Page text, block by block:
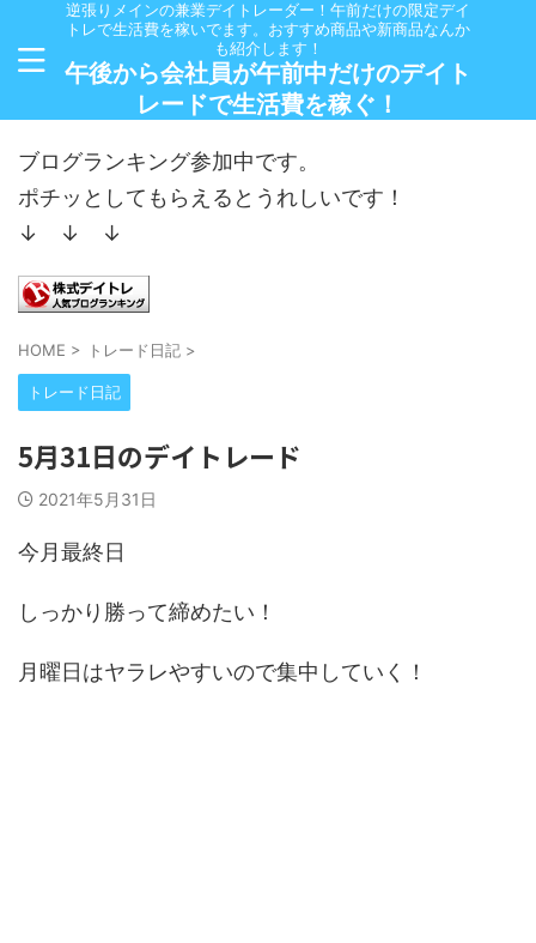
逆張りメインの兼業デイトレーダー！午前だけの限定デイ
トレで生活費を稼いでます。おすすめ商品や新商品なんか
も紹介します！
午後から会社員が午前中だけのデイト
レードで生活費を稼ぐ！
ブログランキング参加中です。
ポチッとしてもらえるとうれしいです！
↓ ↓ ↓
HOME > トレード日記 >
トレード日記
5月31日のデイトレード
2021年5月31日
今月最終日
しっかり勝って締めたい！
月曜日はヤラレやすいので集中していく！